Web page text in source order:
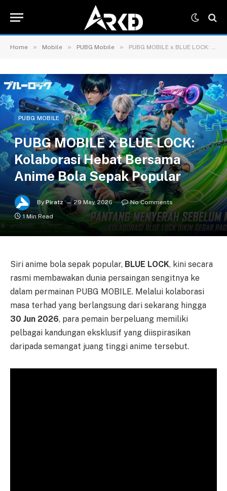
Home » Mobile » PUBG Mobile » PUBG MOBILE x BLUE LOCK: Kolaborasi Hebat Bersama Anime Bola Sepak Popular
PUBG MOBILE
PUBG MOBILE x BLUE LOCK:
Kolaborasi Hebat Bersama
Anime Bola Sepak Popular
By Piratz 29 May, 2026
No Comments
1 Min Read
Siri anime bola sepak popular, BLUE LOCK, kini secara
rasmi membawakan dunia persaingan sengitnya ke
dalam permainan PUBG MOBILE. Melalui kolaborasi
masa terhad yang berlangsung dari sekarang hingga
30 Jun 2026, para pemain berpeluang memiliki
pelbagai kandungan eksklusif yang diispirasikan
daripada semangat juang tinggi anime tersebut.